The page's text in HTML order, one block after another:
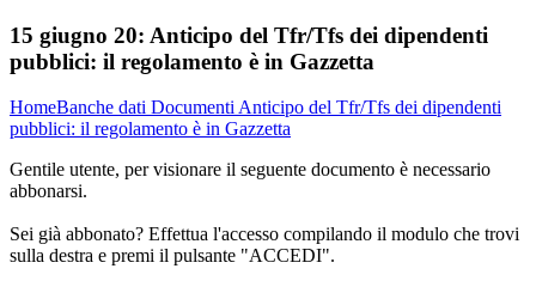
15 giugno 20: Anticipo del Tfr/Tfs dei dipendenti
pubblici: il regolamento è in Gazzetta
HomeBanche dati DocumentiAnticipo del Tfr/Tfs dei dipendenti
pubblici: il regolamento è in Gazzetta
Gentile utente, per visionare il seguente documento è necessario
abbonarsi.
Sei già abbonato? Effettua l'accesso compilando il modulo che trovi
sulla destra e premi il pulsante "ACCEDI".